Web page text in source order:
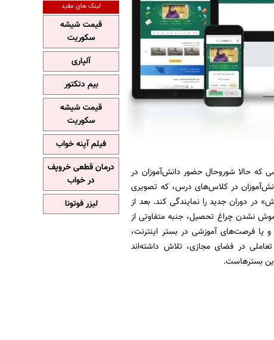
که حالا شوروحال حضور دانش‌آموزان در
در کلاس‌های درس، که تصویری
در دوران جدید را نمایندگی کند. بعد از
نشدن چراغ تحصیل، جنبه متفاوتی از
یا فرصت‌های آموزشی در بستر اینترنت،
در فضای مجازی، تلاش داشته‌اند
این بسترهاست.
لینک های مفید
قیمت شیشه
سکوریت
آلپاری
بیم دتکتور
قیمت شیشه
سکوریت
فیلم آپنه خواب
درمان قطعی خروپف
در خواب
لیزر فوتونا